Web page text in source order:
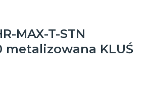
MAX-T-STN
metalizowana KLUŚ